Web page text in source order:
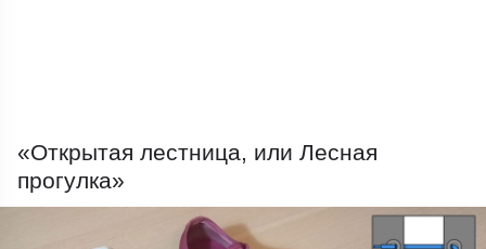
«Открытая лестница, или Лесная
прогулка»